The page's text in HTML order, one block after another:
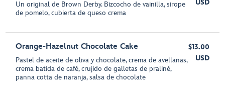
Un original de Brown Derby. Bizcocho de vainilla, sirope
de pomelo, cubierta de queso crema
USD
Orange-Hazelnut Chocolate Cake
Pastel de aceite de oliva y chocolate, crema de avellanas,
crema batida de café, crujido de galletas de praliné,
panna cotta de naranja, salsa de chocolate
$13.00
USD